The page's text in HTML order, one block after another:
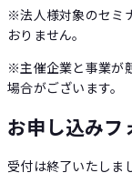
※法人様対象のセミ
おりません。
※主催企業と事業が
場合がございます。
お申し込みフ
受付は終了いたしま